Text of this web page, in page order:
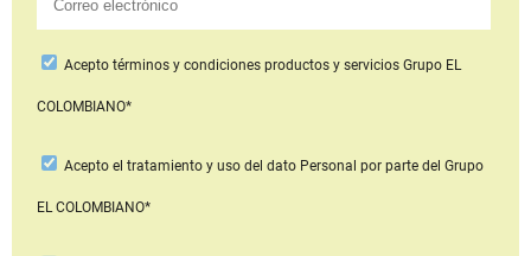
Aceptotérminos y condiciones productos y serviciosGrupo EL
COLOMBIANO*
Acepto el tratamiento y uso del dato Personal por parte del Grupo
EL COLOMBIANO*